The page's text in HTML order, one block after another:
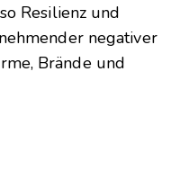
Resilienz und
negativer
Brände und